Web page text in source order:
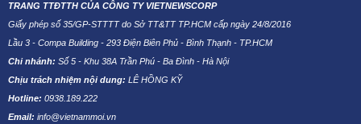
TRANG TTĐTTH CỦA CÔNG TY VIETNEWSCORP
Giấy phép số 35/GP-STTTT do Sở TT&TT TP.HCM cấp ngày 24/8/2016
Lầu 3 - Compa Building - 293 Điện Biên Phủ - Bình Thạnh - TP.HCM
Chi nhánh: Số 5 - Khu 38A Trần Phú - Ba Đình - Hà Nội
Chịu trách nhiệm nội dung: LÊ HỒNG KỸ
Hotline: 0938.189.222
Email: info@vietnammoi.vn